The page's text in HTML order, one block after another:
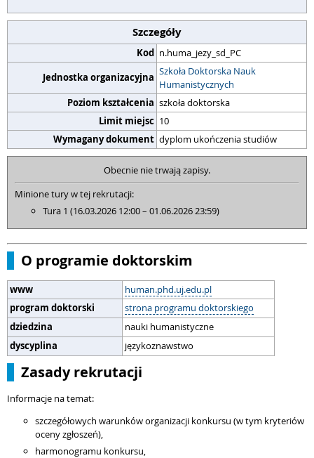
Szczegóły
Kod n.huma_jezy_sd_PC
Jednostka organizacyjna Szkoła Doktorska Nauk
Humanistycznych
Poziom kształcenia szkoła doktorska
Limit miejsc 10
Wymagany dokument dyplom ukończenia studiów
Obecnie nie trwają zapisy.
Minione tury w tej rekrutacji:
Tura 1 (16.03.2026 12:00 – 01.06.2026 23:59)
O programie doktorskim
www
human.phd.uj.edu.pl
program doktorski
strona programu doktorskiego
dziedzina
nauki humanistyczne
dyscyplina
językoznawstwo
Zasady rekrutacji
Informacje na temat:
szczegółowych warunków organizacji konkursu (w tym kryteriów
oceny zgłoszeń),
harmonogramu konkursu,